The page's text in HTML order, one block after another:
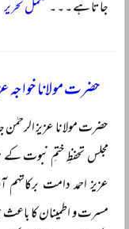
جاتا ہے ۔ ۔ ۔ مکمل تحریر
حضرت مولانا خواجہ
حضرت مولانا عزیز
مجلس تحفظِ ختمِ نبوت کے
عزیز احمد دامت
مسرت و اطمینان کا باعث